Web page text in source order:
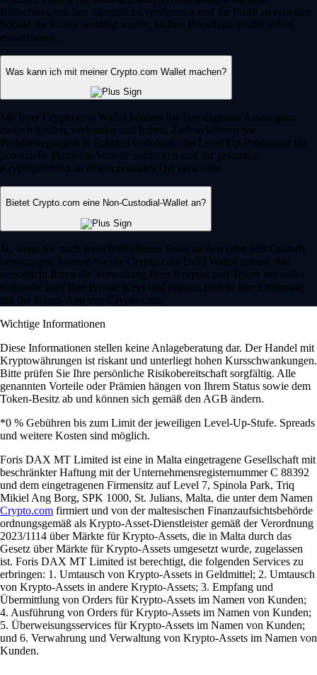
Bildschirm, um Ihre Identität zu verifizieren und Ihr Profil zu erstellen.
Sobald Ihr Konto bestätigt wurde, ist Ihre Berachain-Wallet sofort
einsatzbereit.
Was kann ich mit meiner Crypto.com Wallet machen?
Mit Ihrer Crypto.com Wallet können Sie Ihre digitalen Assets ganz
einfach kaufen, verkaufen und halten. Zudem können Sie
Preisbewegungen in Echtzeit verfolgen, das Level Up-Programm für
potenzielle Plattform-Vorteile entdecken und Ihr gesamtes
Kryptoportfolio an einem zentralen Ort verwalten.
Bietet Crypto.com eine Non-Custodial-Wallet an?
Ja, wenn Sie nach fortschrittlicheren Tools suchen oder Self-Custody
bevorzugen, können Sie die Crypto.com DeFi Wallet nutzen. Sie
ermöglicht Ihnen die Verwaltung Ihrer Kryptos und Token bei voller
Kontrolle über Ihre Private Keys und ergänzt perfekt Ihre Erfahrung
mit der Haupt-App von Crypto.com.
Wichtige Informationen
Diese Informationen stellen keine Anlageberatung dar. Der Handel mit
Kryptowährungen ist riskant und unterliegt hohen Kursschwankungen.
Bitte prüfen Sie Ihre persönliche Risikobereitschaft sorgfältig. Alle
genannten Vorteile oder Prämien hängen von Ihrem Status sowie dem
Token-Besitz ab und können sich gemäß den AGB ändern.
*0 % Gebühren bis zum Limit der jeweiligen Level-Up-Stufe. Spreads
und weitere Kosten sind möglich.
Foris DAX MT Limited ist eine in Malta eingetragene Gesellschaft mit
beschränkter Haftung mit der Unternehmensregisternummer C 88392
und dem eingetragenen Firmensitz auf Level 7, Spinola Park, Triq
Mikiel Ang Borg, SPK 1000, St. Julians, Malta, die unter dem Namen
Crypto.com firmiert und von der maltesischen Finanzaufsichtsbehörde
ordnungsgemäß als Krypto-Asset-Dienstleister gemäß der Verordnung
2023/1114 über Märkte für Krypto-Assets, die in Malta durch das
Gesetz über Märkte für Krypto-Assets umgesetzt wurde, zugelassen
ist. Foris DAX MT Limited ist berechtigt, die folgenden Services zu
erbringen: 1. Umtausch von Krypto-Assets in Geldmittel; 2. Umtausch
von Krypto-Assets in andere Krypto-Assets; 3. Empfang und
Übermittlung von Orders für Krypto-Assets im Namen von Kunden;
4. Ausführung von Orders für Krypto-Assets im Namen von Kunden;
5. Überweisungsservices für Krypto-Assets im Namen von Kunden;
und 6. Verwahrung und Verwaltung von Krypto-Assets im Namen von
Kunden.